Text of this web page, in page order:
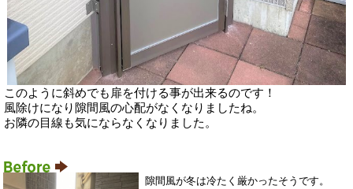
このように斜めでも扉を付ける事が出来るのです！
風除けになり隙間風の心配がなくなりましたね。
お隣の目線も気にならなくなりました。
隙間風が冬は冷たく厳かったそうです。